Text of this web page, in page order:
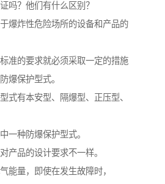
吗？他们有什么区别？
爆炸性危险场所的设备和产品的
准的要求就必须采取一定的措施
爆保护型式。
式有本安型、隔爆型、正压型、
一种防爆保护型式。
产品的设计要求不一样。
能量，即使在发生故障时，